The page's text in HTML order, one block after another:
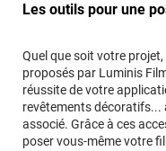
Les outils pour une
Quel que soit votre
proposés par Luminis
réussite de votre
revêtements décoratifs...
associé. Grâce à ces
poser vous-même votre